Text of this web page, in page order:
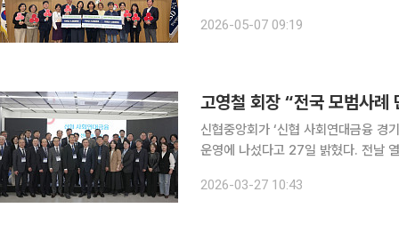
아카데미’를 수료한 사회적경제조직
2026-05-07 09:19
고영철 회장 “전국 모범사
신협중앙회가 ‘신협 사회연대금융 경
운영에 나섰다고 27일 밝혔다. 전날 열린 개소식에는 고영철 회장과 남양호 경기도사회적경제원장,
2026-03-27 10:43